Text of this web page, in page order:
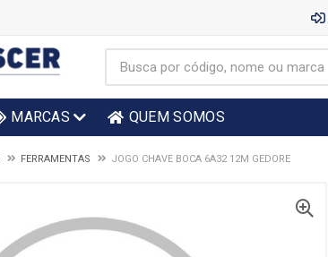
MARCAS QUEM SOMOS
FERRAMENTAS JOGO CHAVE BOCA 6A32 12M GEDORE